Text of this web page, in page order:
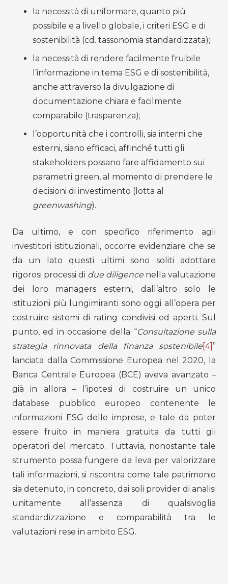
la necessità di uniformare, quanto più
possibile e a livello globale, i criteri ESG e di
sostenibilità (cd. tassonomia standardizzata);
la necessità di rendere facilmente fruibile
l’informazione in tema ESG e di sostenibilità,
anche attraverso la divulgazione di
documentazione chiara e facilmente
comparabile (trasparenza);
l’opportunità che i controlli, sia interni che
esterni, siano efficaci, affinché tutti gli
stakeholders possano fare affidamento sui
parametri green, al momento di prendere le
decisioni di investimento (lotta al
greenwashing).
Da ultimo, e con specifico riferimento agli
investitori istituzionali, occorre evidenziare che se
da un lato questi ultimi sono soliti adottare
rigorosi processi di due diligence nella valutazione
dei loro managers esterni, dall’altro solo le
istituzioni più lungimiranti sono oggi all’opera per
costruire sistemi di rating condivisi ed aperti. Sul
punto, ed in occasione della “Consultazione sulla
strategia rinnovata della finanza sostenibile [4] ”
lanciata dalla Commissione Europea nel 2020, la
Banca Centrale Europea (BCE) aveva avanzato –
già in allora – l’ipotesi di costruire un unico
database pubblico europeo contenente le
informazioni ESG delle imprese, e tale da poter
essere fruito in maniera gratuita da tutti gli
operatori del mercato. Tuttavia, nonostante tale
strumento possa fungere da leva per valorizzare
tali informazioni, si riscontra come tale patrimonio
sia detenuto, in concreto, dai soli provider di analisi
unitamente all’assenza di qualsivoglia
standardizzazione e comparabilità tra le
valutazioni rese in ambito ESG.